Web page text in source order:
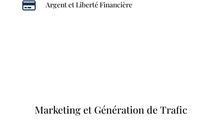
 Argent et Liberté Financière
Marketing et Génération de Trafic